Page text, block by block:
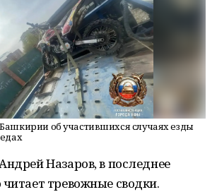
об участившихся случаях езды
Назаров, в последнее
тревожные сводки.